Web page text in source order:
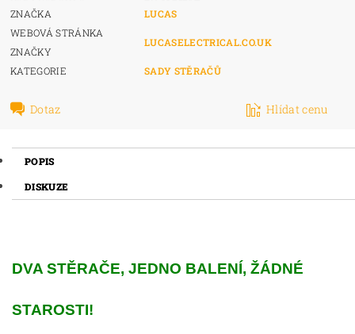
ZNAČKA
LUCAS
WEBOVÁ STRÁNKA
ZNAČKY
LUCASELECTRICAL.CO.UK
KATEGORIE SADY STĚRAČŮ
Dotaz Hlídat cenu
POPIS
DISKUZE
DVA STĚRAČE, JEDNO BALENÍ, ŽÁDNÉ
STAROSTI!